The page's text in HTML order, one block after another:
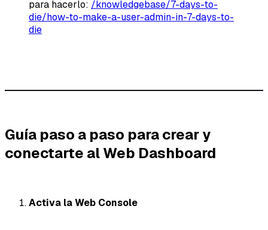
para hacerlo: /knowledgebase/7-days-to-
die/how-to-make-a-user-admin-in-7-days-to-
die
Guía paso a paso para crear y
conectarte al Web Dashboard
Activa la Web Console